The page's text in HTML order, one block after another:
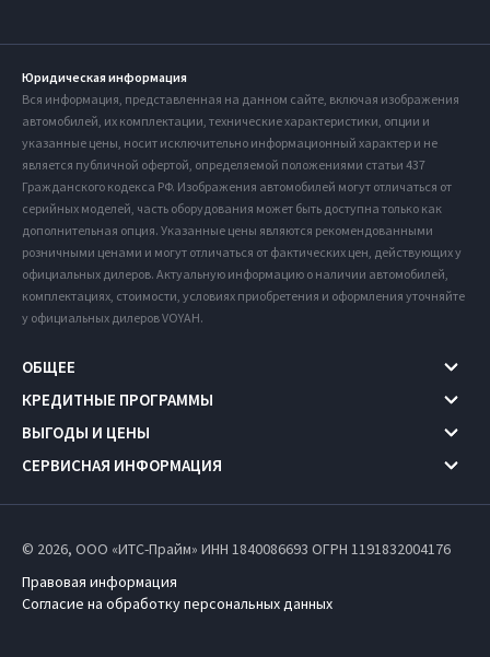
Юридическая информация
Вся информация, представленная на данном сайте, включая изображения
автомобилей, их комплектации, технические характеристики, опции и
указанные цены, носит исключительно информационный характер и не
является публичной офертой, определяемой положениями статьи 437
Гражданского кодекса РФ. Изображения автомобилей могут отличаться от
серийных моделей, часть оборудования может быть доступна только как
дополнительная опция. Указанные цены являются рекомендованными
розничными ценами и могут отличаться от фактических цен, действующих у
официальных дилеров. Актуальную информацию о наличии автомобилей,
комплектациях, стоимости, условиях приобретения и оформления уточняйте
у официальных дилеров VOYAH.
ОБЩЕЕ
КРЕДИТНЫЕ ПРОГРАММЫ
ВЫГОДЫ И ЦЕНЫ
СЕРВИСНАЯ ИНФОРМАЦИЯ
© 2026, ООО «ИТС-Прайм» ИНН 1840086693 ОГРН 1191832004176
Правовая информация
Согласие на обработку персональных данных